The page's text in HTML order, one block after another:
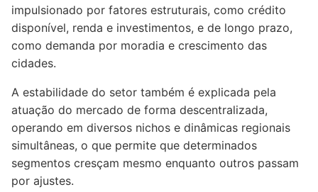
impulsionado por fatores estruturais, como crédito
disponível, renda e investimentos, e de longo prazo,
como demanda por moradia e crescimento das
cidades.
A estabilidade do setor também é explicada pela
atuação do mercado de forma descentralizada,
operando em diversos nichos e dinâmicas regionais
simultâneas, o que permite que determinados
segmentos cresçam mesmo enquanto outros passam
por ajustes.